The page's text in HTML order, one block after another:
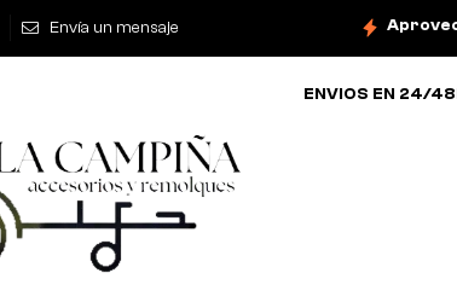
Envía un mensaje
ENVIOS EN 24/